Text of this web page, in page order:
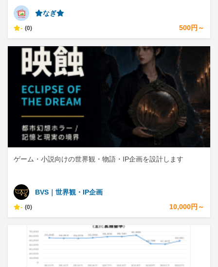
⭐︎なぎ⭐︎
- (0) 500円～
ゲーム・小説向けの世界観・物語・IP企画を設計します
BVS｜世界観・IP企画
- (0) 10,000円～